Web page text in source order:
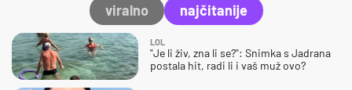
viralno najčitanije
LOL
"Je li živ, zna li se?": Snimka s Jadrana
postala hit, radi li i vaš muž ovo?